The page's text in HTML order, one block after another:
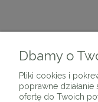
Dbamy o
Pliki cookies i
poprawne
ofertę do Twoich